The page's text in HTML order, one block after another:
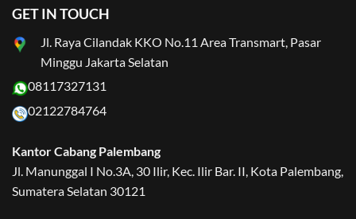
GET IN TOUCH
Jl. Raya Cilandak KKO No.11 Area Transmart, Pasar
Minggu Jakarta Selatan
08117327131
02122784764
Kantor Cabang Palembang
Jl. Manunggal I No.3A, 30 Ilir, Kec. Ilir Bar. II, Kota Palembang,
Sumatera Selatan 30121